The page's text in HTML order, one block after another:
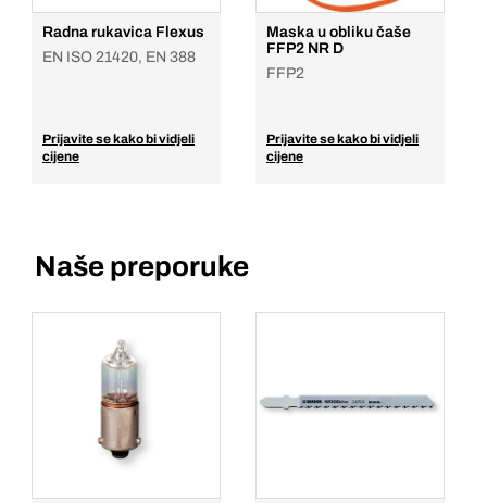
Radna rukavica Flexus
EN ISO 21420, EN 388
Prijavite se kako bi vidjeli
cijene
Maska u obliku čaše
FFP2 NR D
FFP2
Prijavite se kako bi vidjeli
cijene
Naše preporuke